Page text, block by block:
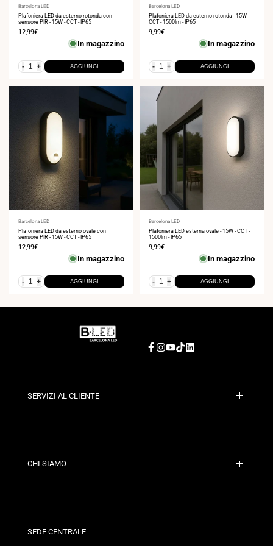
Fornitore:
Barcelona LED
Plafoniera LED da esterno rotonda con
sensore PIR - 15W - CCT - IP65
Prezzo
12,99€
In magazzino
- + AGGIUNGI
Fornitore:
Barcelona LED
Plafoniera LED da esterno rotonda - 15W -
CCT - 1500lm - IP65
Prezzo
9,99€
In magazzino
- + AGGIUNGI
Fornitore:
Barcelona LED
Plafoniera LED da esterno ovale con
sensore PIR - 15W - CCT - IP65
Prezzo
12,99€
In magazzino
- + AGGIUNGI
Fornitore:
Barcelona LED
Plafoniera LED esterna ovale - 15W - CCT -
1500lm - IP65
Prezzo
9,99€
In magazzino
- + AGGIUNGI
Facebook
Instagram
YouTube
TikTokLinkedIn
SERVIZI AL CLIENTE
Contatto
CHI SIAMO
I nostri negozi
SEDE CENTRALE